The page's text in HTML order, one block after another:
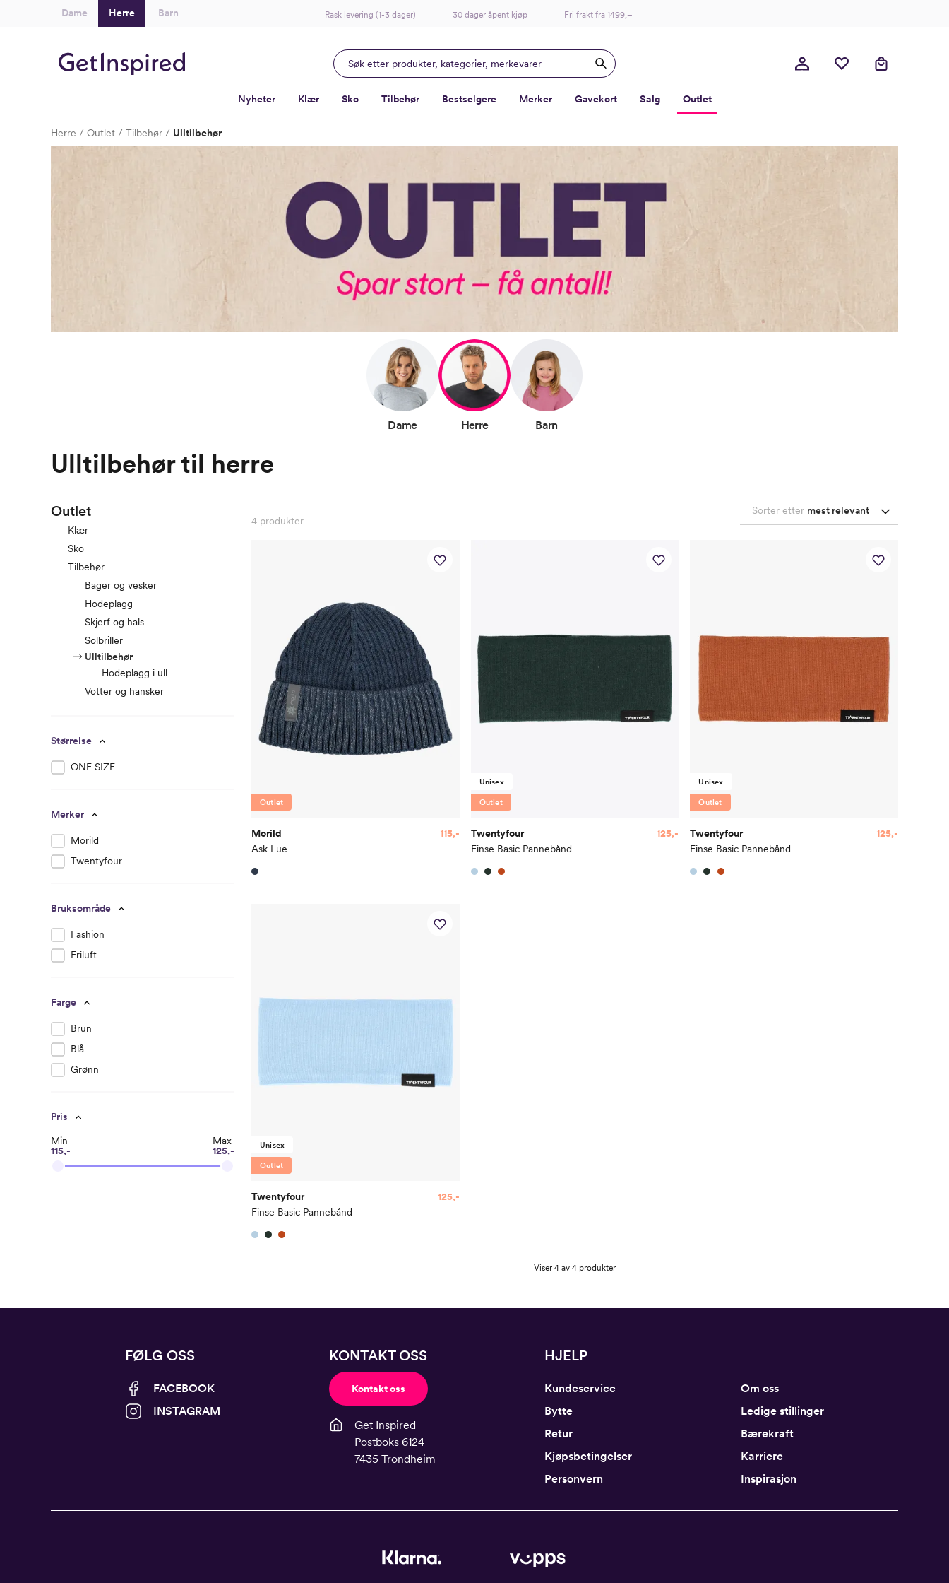
Dame Herre Barn Rask levering (1-3 dager) 30 dager åpent kjøp Fri frakt fra 1499,–
Nyheter Klær Sko Tilbehør Bestselgere Merker Gavekort Salg Outlet
Herre Outlet Tilbehør Ulltilbehør
Dame Herre Barn
Ulltilbehør til herre
Outlet
Klær
Sko
Tilbehør
Bager og vesker
Hodeplagg
Skjerf og hals
Solbriller
Ulltilbehør
Hodeplagg i ull
Votter og hansker
Størrelse
ONE SIZE
Merker
Morild
Twentyfour
Bruksområde
Fashion
Friluft
Farge
Brun
Blå
Grønn
Pris
Min
115,-
Max
125,-
4 produkter
Sorter etter mest relevant
Outlet
Morild
Ask Lue
115,-
Unisex
Outlet
Twentyfour
Finse Basic Pannebånd
125,-
Unisex
Outlet
Twentyfour
Finse Basic Pannebånd
125,-
Unisex
Outlet
Twentyfour
Finse Basic Pannebånd
125,-
Viser 4 av 4 produkter
FØLG OSS
FACEBOOK
INSTAGRAM
KONTAKT OSS
Kontakt oss
Get Inspired
Postboks 6124
7435 Trondheim
HJELP
Kundeservice
Bytte
Retur
Kjøpsbetingelser
Personvern
Om oss
Ledige stillinger
Bærekraft
Karriere
Inspirasjon